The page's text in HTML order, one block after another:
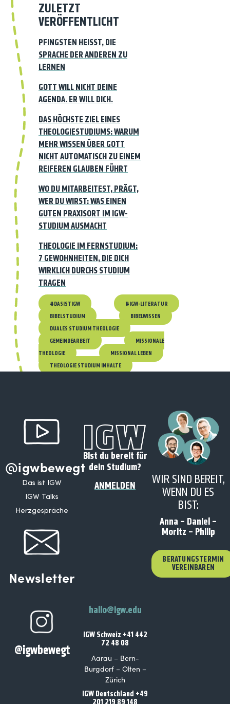
ZULETZT
VERÖFFENTLICHT
PFINGSTEN HEISST, DIE S
PRACHE DER ANDEREN ZU L
ERNEN
GOTT WILL NICHT DEINE
AGENDA. ER WILL DICH.
DAS HÖCHSTE ZIEL EINES
THEOLOGIESTUDIUMS: WARUM
MEHR WISSEN ÜBER GOTT
NICHT AUTOMATISCH ZU EINEM
REIFEREN GLAUBEN FÜHRT
WO DU MITARBEITEST, PRÄGT,
WER DU WIRST: WAS EINEN
GUTEN PRAXISORT IM IGW-
STUDIUM AUSMACHT
THEOLOGIE IM FERNSTUDIUM:
7 GEWOHNHEITEN, DIE DICH
WIRKLICH DURCHS STUDIUM
TRAGEN
#DASISTIGW
#IGW-LITERATUR
BIBELSTUDIUM
BIBELWISSEN
DUALES STUDIUM THEOLOGIE
GEMEINDEARBEIT
MISSIONALE
THEOLOGIE
MISSIONAL LEBEN
THEOLOGIE STUDIUM INHALTE
@igwbewegt
Das ist IGW
IGW Talks
Herzgespräche
Newsletter
Bist du bereit für
dein Studium?
ANMELDEN
WIR SIND BEREIT,
WENN DU ES
BIST:
Anna – Daniel –
Moritz – Philip
BERATUNGSTERMIN
VEREINBAREN
@igwbewegt
hallo@igw.edu
IGW Schweiz +41 442
72 48 08
Aarau – Bern-
Burgdorf – Olten –
Zürich
IGW Deutschland +49